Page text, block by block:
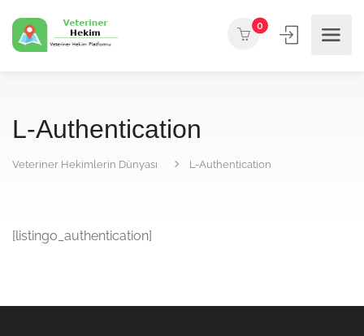
0
L-Authentication
Veteriner Hekimlerin Dünyası L-Authentication
[listingo_authentication]